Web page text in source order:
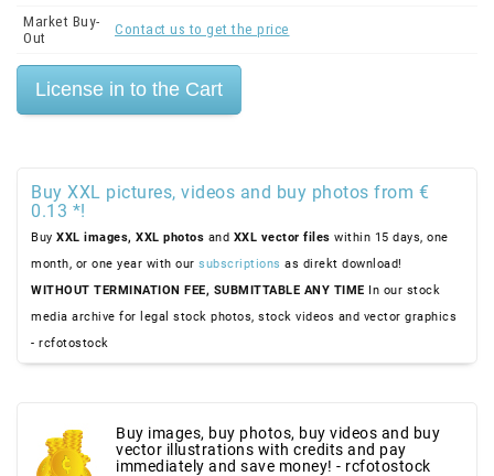
Market Buy-
Out
Contact us to get the price
Buy XXL pictures, videos and buy photos from €
0.13 *!
Buy XXL images, XXL photos and XXL vector files within 15 days, one
month, or one year with our subscriptions as direkt download!
WITHOUT TERMINATION FEE, SUBMITTABLE ANY TIME In our stock
media archive for legal stock photos, stock videos and vector graphics
- rcfotostock
Buy images, buy photos, buy videos and buy
vector illustrations with credits and pay
immediately and save money! - rcfotostock